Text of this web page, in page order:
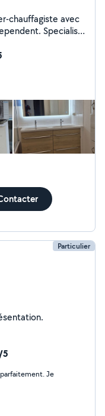
chauffagiste avec
Specialist
# chauffage #
Particulier
encore renseigné ma présentation.
5
Je